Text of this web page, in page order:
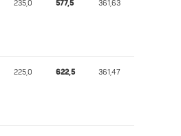
235,0 577,5 361,63
225,0 622,5 361,47